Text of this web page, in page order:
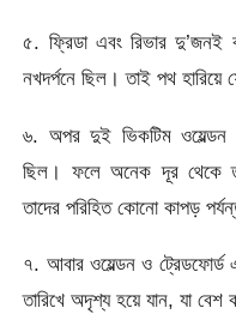
৫. ফ্রিডা এবং রিভার দু’জনই
নখদর্পনে ছিল। তাই পথ
৬. অপর দুই ভিকটিম ওয়েল্ডন
ছিল। ফলে অনেক দূর থেকে
তাদের পরিহিত কোনো কাপড়
৭. আবার ওয়েল্ডন ও
তারিখে অদৃশ্য হয়ে যান, যা বেশ